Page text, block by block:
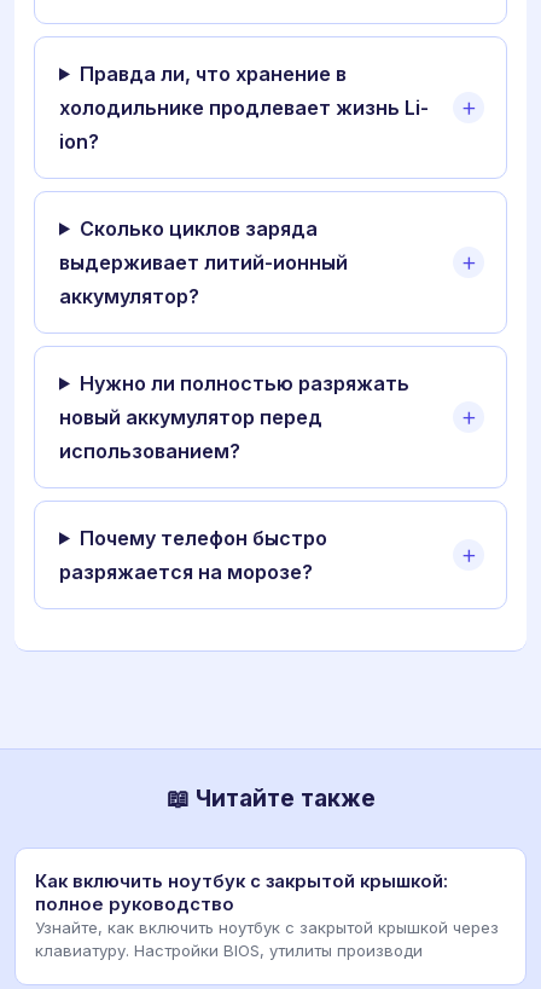
Правда ли, что хранение в
холодильнике продлевает жизнь Li-
ion?
Сколько циклов заряда
выдерживает литий-ионный
аккумулятор?
Нужно ли полностью разряжать
новый аккумулятор перед
использованием?
Почему телефон быстро
разряжается на морозе?
📖 Читайте также
Как включить ноутбук с закрытой крышкой:
полное руководство
Узнайте, как включить ноутбук с закрытой крышкой через
клавиатуру. Настройки BIOS, утилиты производи